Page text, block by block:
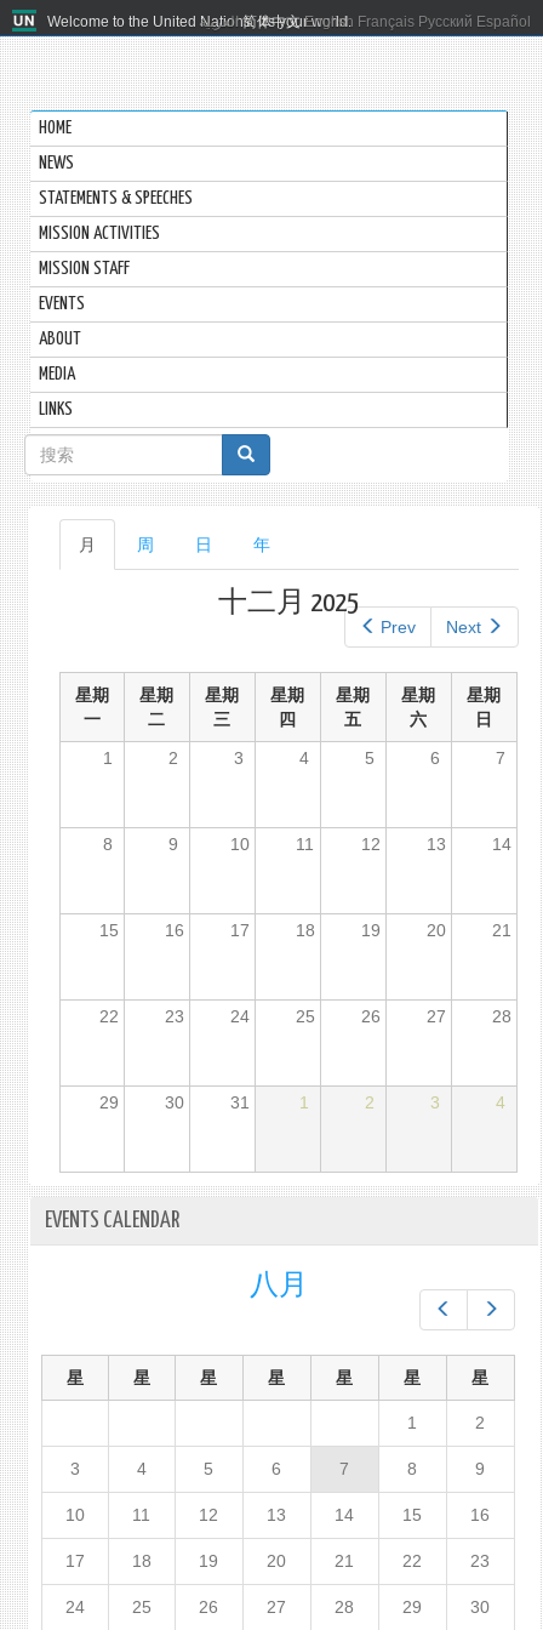
Welcome to the United Nations. It's your world.
العربية 简体中文 English Français Русский Español
HOME
NEWS
STATEMENTS & SPEECHES
MISSION ACTIVITIES
MISSION STAFF
EVENTS
ABOUT
MEDIA
LINKS
搜
索
表
单
主
标
月 周 日 年
Prev Next
十二月 2025
星期
一
星期
二
星期
三
星期
四
星期
五
星期
六
星期
日
1
2 3 4 5 6 7
8 9 10 11 12 13 14
15 16 17 18 19 20 21
22 23 24 25 26 27 28
29 30 31 1 2 3 4
EVENTS CALENDAR
八月
星 星 星 星 星 星 星
1 2
3 4 5 6 7 8 9
10 11 12 13 14 15 16
17 18 19 20 21 22 23
24 25 26 27 28 29 30